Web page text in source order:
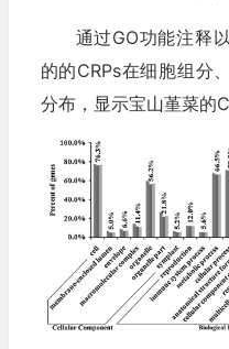
通过GO功能注释
的的CRPs在细胞组分
分布，显示宝山堇菜的